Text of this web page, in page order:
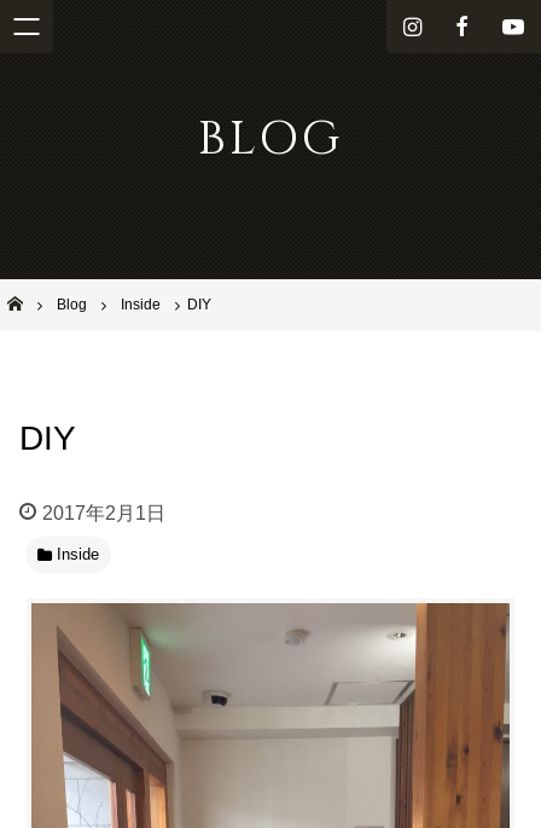
i
Y
BLOG
池田市石橋の美容室ならヘアサロンSolana（ソラーナ）
Blog Inside DIY
DIY
2017年2月1日
Inside